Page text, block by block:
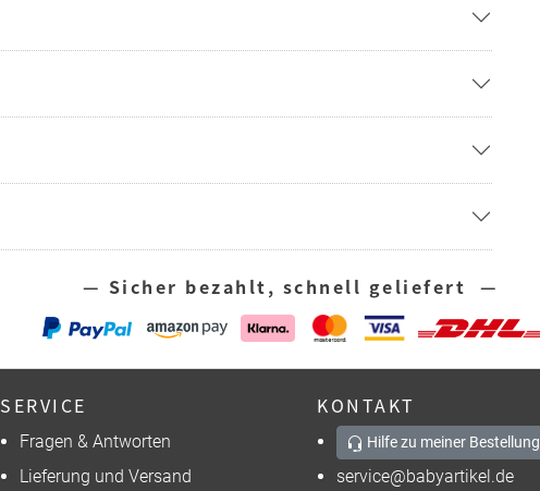
— Sicher bezahlt, schnell geliefert —
SERVICE
Fragen & Antworten
Lieferung und Versand
KONTAKT
Hilfe zu meiner Bestellung
service@babyartikel.de